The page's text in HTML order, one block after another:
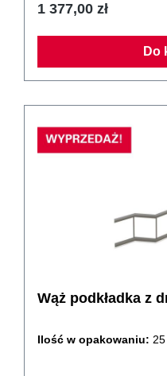
1 377,00 zł
Do
Wąż podkładka z
Ilość w opakowaniu: 25